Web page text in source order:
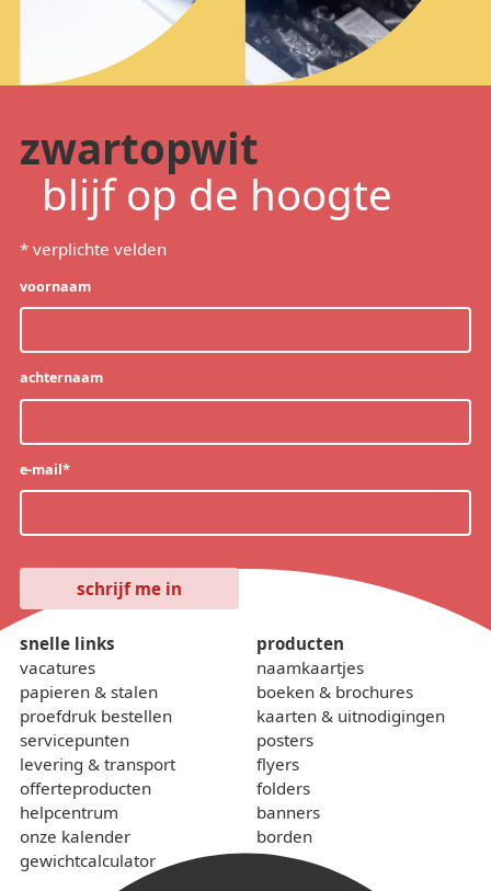
zwartopwit
blijf op de hoogte
* verplichte velden
voornaam
achternaam
e-mail*
snelle links
vacatures
papieren & stalen
proefdruk bestellen
servicepunten
levering & transport
offerteproducten
helpcentrum
onze kalender
gewichtcalculator
producten
naamkaartjes
boeken & brochures
kaarten & uitnodigingen
posters
flyers
folders
banners
borden